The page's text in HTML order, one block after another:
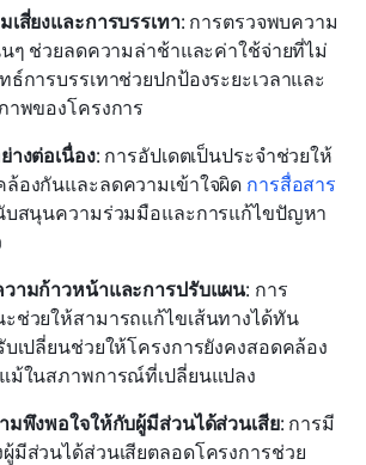
เสี่ยงและการบรรเทา: การตรวจพบความ
นๆ ช่วยลดความล่าช้าและค่าใช้จ่ายที่ไม่
การบรรเทาช่วยปกป้องระยะเวลาและ
าพของโครงการ
างต่อเนื่อง: การอัปเดตเป็นประจำช่วยให้
องกันและลดความเข้าใจผิด การสื่อสาร
บสนุนความร่วมมือและการแก้ไขปัญหา
ามก้าวหน้าและการปรับแผน: การ
ช่วยให้สามารถแก้ไขเส้นทางได้ทัน
เปลี่ยนช่วยให้โครงการยังคงสอดคล้อง
ม้ในสภาพการณ์ที่เปลี่ยนแปลง
มพึงพอใจให้กับผู้มีส่วนได้ส่วนเสีย: การมี
มีส่วนได้ส่วนเสียตลอดโครงการช่วย